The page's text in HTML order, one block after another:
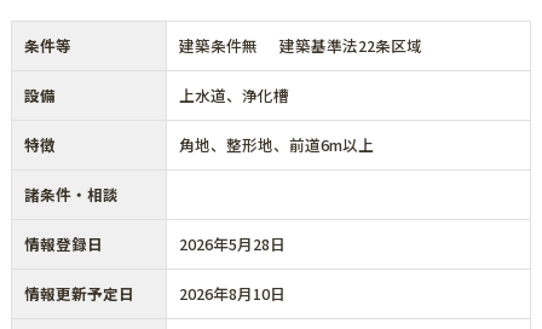
条件等 建築条件無 建築基準法22条区域
設備 上水道、浄化槽
特徴 角地、整形地、前道6m以上
諸条件・相談
情報登録日 2026年5月28日
情報更新予定日 2026年8月10日